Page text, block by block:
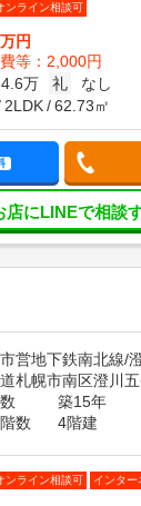
ンライン相談可
万円
等：2,000円
4.6万 礼
なし
2LDK 62.73㎡
店にLINEで相談
営地下鉄南北線/
札幌市南区澄川
築15年
数
4階建
ンライン相談可 インター